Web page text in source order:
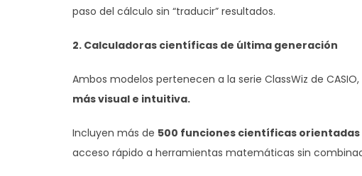
paso del cálculo sin “traducir” resultados.
2. Calculadoras científicas de última generación
Ambos modelos pertenecen a la serie ClassWiz de
más visual e intuitiva.
Incluyen más de 500 funciones científicas orientadas
acceso rápido a herramientas matemáticas sin